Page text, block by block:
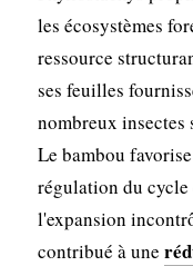
les écosystèmes
ressource
ses feuilles
nombreux insectes
Le bambou
régulation du cycle
l'expansion
contribué à une